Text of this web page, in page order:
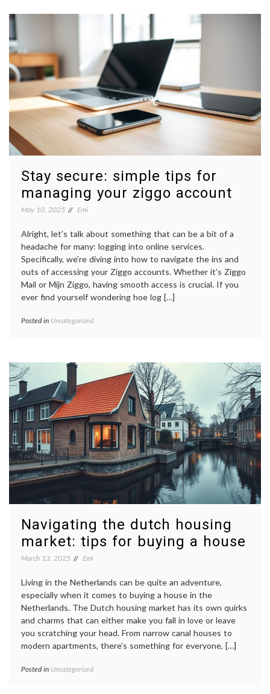
Stay secure: simple tips for
managing your ziggo account
May 10, 2025 Emi
Alright, let’s talk about something that can be a bit of a
headache for many: logging into online services.
Specifically, we’re diving into how to navigate the ins and
outs of accessing your Ziggo accounts. Whether it’s Ziggo
Mail or Mijn Ziggo, having smooth access is crucial. If you
ever find yourself wondering hoe log […]
Posted in Uncategorized
Navigating the dutch housing
market: tips for buying a house
March 13, 2025 Emi
Living in the Netherlands can be quite an adventure,
especially when it comes to buying a house in the
Netherlands. The Dutch housing market has its own quirks
and charms that can either make you fall in love or leave
you scratching your head. From narrow canal houses to
modern apartments, there’s something for everyone, […]
Posted in Uncategorized